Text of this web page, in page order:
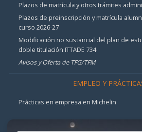
Plazos de matrícula y otros trámites
Plazos de preinscripción y matrícula
curso 2026-27
Modificación no sustancial del plan de
doble titulación ITTADE 734
Avisos y Oferta de TFG/TFM
EMPLEO Y
Prácticas en empresa en Michelin